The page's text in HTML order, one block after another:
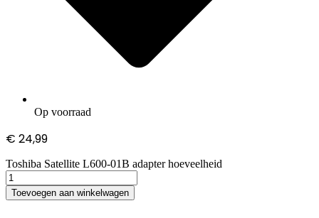
Op voorraad
€ 24,99
Toshiba Satellite L600-01B adapter hoeveelheid
Toevoegen aan winkelwagen